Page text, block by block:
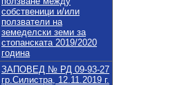
собственици и/или
ползватели на
земеделски земи за
стопанската 2019/2020
година
ЗАПОВЕД № РД 09-93-27
гр.Силистра, 12.11.2019 г.